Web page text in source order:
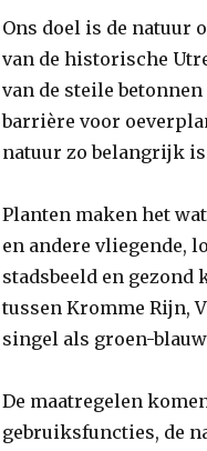
Ons doel is de natuur
van de historische
van de steile
barrière voor
natuur zo belangrijk
Planten maken het
en andere vliegende,
stadsbeeld en
tussen Kromme Rijn,
singel als groen-
De maatregelen
gebruiksfuncties, de